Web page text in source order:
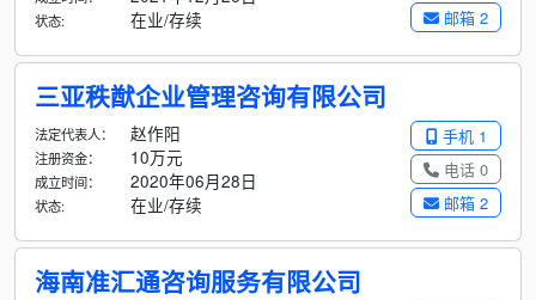
邮箱 2
状态: 在业/存续
三亚秩猷企业管理咨询有限公司
手机 1
电话 0
邮箱 2
法定代表人： 赵作阳
注册资金： 10万元
成立时间： 2020年06月28日
状态: 在业/存续
海南准汇通咨询服务有限公司